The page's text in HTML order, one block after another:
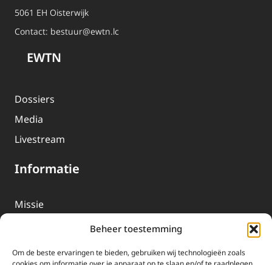
Beheer toestemming
Om de beste ervaringen te bieden, gebruiken wij technologieën zoals
5061 EH Oisterwijk
Contact: bestuur@ewtn.lc
EWTN
Dossiers
Media
Livestream
Informatie
Missie